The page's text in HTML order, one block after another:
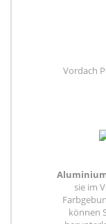
Vordach
sie im
können